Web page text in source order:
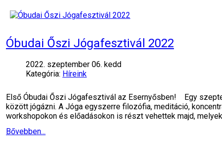
Óbudai Őszi Jógafesztivál 2022
2022. szeptember 06. kedd
Kategória: Híreink
Első Óbudai Őszi Jógafesztivál az Esernyősben! Egy
között jógázni. A Jóga egyszerre filozófia, meditáció,
workshopokon és előadásokon is részt vehettek majd,
Bővebben...